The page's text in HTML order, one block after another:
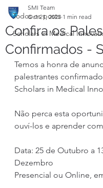
Todos os posts
Scholars in Medical
Confira os
Confirmados -
SMI Team
Oct 21, 2023 1 min read
Temos a honra de
palestrantes
Scholars in Medical
Não perca esta
ouví-los e aprender
Data: 25 de Outubro a
Dezembro
Presencial ou Online,